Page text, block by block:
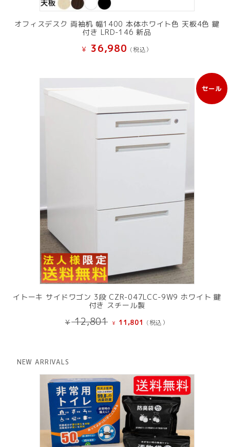
オフィスデスク 両袖机 幅1400 本体ホワイト色 天板4色 鍵
付き LRD-146 新品
¥ 36,980 (税込）
セール
販
売
イトーキ サイドワゴン 3段 CZR-047LCC-9W9 ホワイト 鍵
付き スチール製
¥12,801
元
で
し
た。
¥ 11,801 現
¥ 11,801
で
す。
(税込）
NEW ARRIVALS